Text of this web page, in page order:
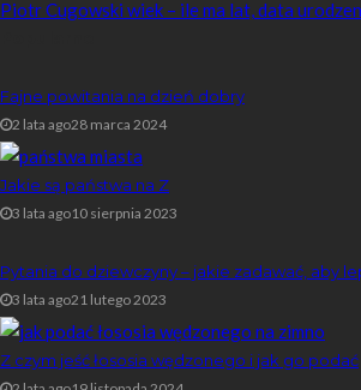
Piotr Cugowski wiek – ile ma lat, data
Fajne powitania na dzień dobry
2 lata ago28 marca 2024
Jakie są państwa na Z
3 lata ago10 sierpnia 2023
Pytania do dziewczyny – jakie zadawać, aby
3 lata ago21 lutego 2023
Z czym jeść łososia wędzonego i jak go podać